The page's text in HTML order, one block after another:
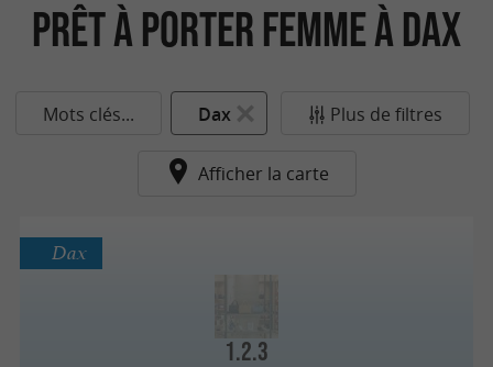
Prêt à Porter Femme à Dax
Mots clés... Dax Plus de filtres
Afficher la carte
1.2.3
Dax